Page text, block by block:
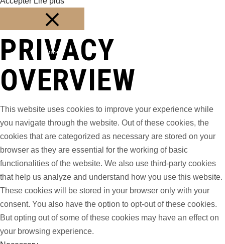
Fermer
PRIVACY
OVERVIEW
This website uses cookies to improve your experience while
you navigate through the website. Out of these cookies, the
cookies that are categorized as necessary are stored on your
browser as they are essential for the working of basic
functionalities of the website. We also use third-party cookies
that help us analyze and understand how you use this website.
These cookies will be stored in your browser only with your
consent. You also have the option to opt-out of these cookies.
But opting out of some of these cookies may have an effect on
your browsing experience.